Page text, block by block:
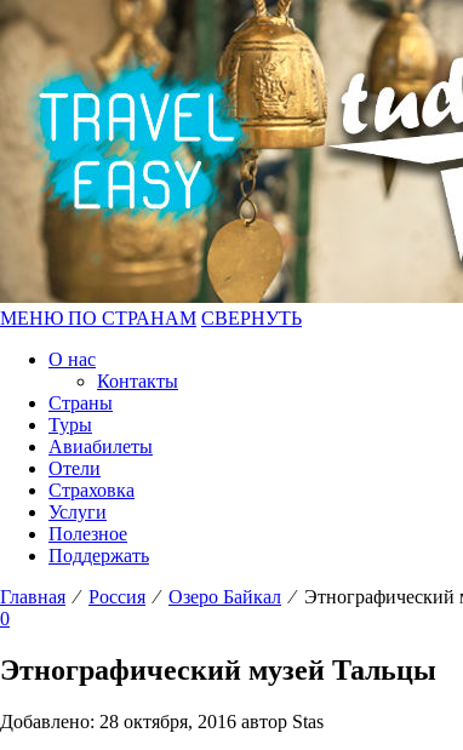
МЕНЮ ПО СТРАНАМ СВЕРНУТЬ
О нас
Контакты
Страны
Туры
Авиабилеты
Отели
Страховка
Услуги
Полезное
Поддержать
Главная ⁄ Россия ⁄ Озеро Байкал ⁄ Этнографический
0
Этнографический музей Тальцы
Добавлено: 28 октября, 2016 автор Stas